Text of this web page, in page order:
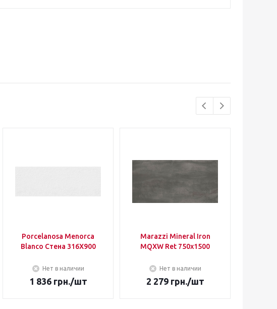
Porcelanosa Menorca
Blanco Стена 316Х900
Нет в наличии
1 836грн./шт
Marazzi Mineral Iron
MQXW Ret 750х1500
Нет в наличии
2 279грн./шт